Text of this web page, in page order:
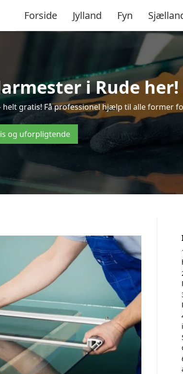
Forside Jylland Fyn
i Rude her!
gratis! Få professionel hjælp til alle former
og uforpligtende